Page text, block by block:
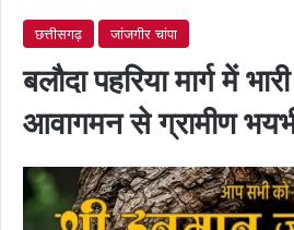
छत्तीसगढ़ जांजगीर चांपा
बलौदा पहरिया मार्ग में
आवागमन से ग्रामीण